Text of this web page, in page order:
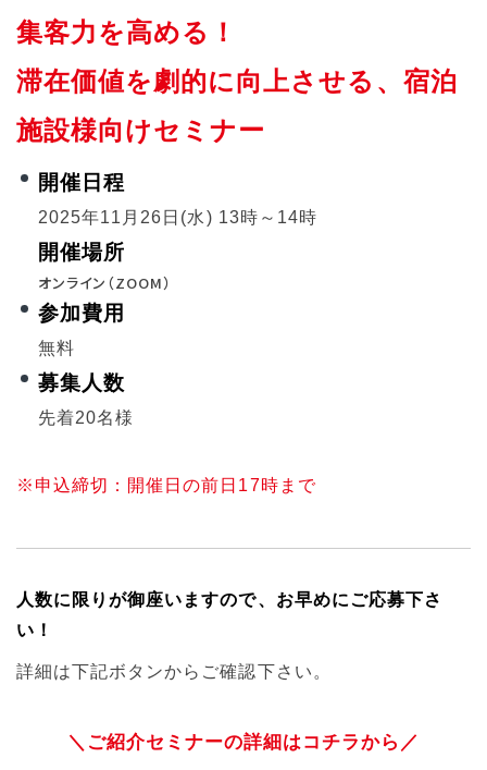
集客力を高める！
滞在価値を劇的に向上させる、宿泊
施設様向けセミナー
開催日程
2025年11月26日(水) 13時～14時
開催場所
オンライン（ZOOM）
参加費用
無料
募集人数
先着20名様
※申込締切：開催日の前日17時まで
人数に限りが御座いますので、お早めにご応募下さ
い！
詳細は下記ボタンからご確認下さい。
＼ご紹介セミナーの詳細はコチラから／